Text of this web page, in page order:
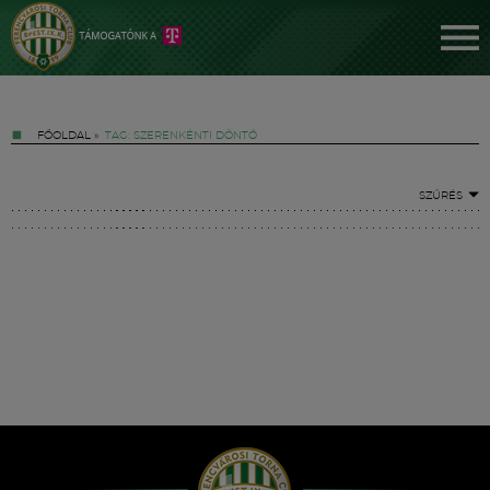
FŐOLDAL » TAG: SZERENKÉNTI DÖNTŐ
SZŰRÉS
Hírek